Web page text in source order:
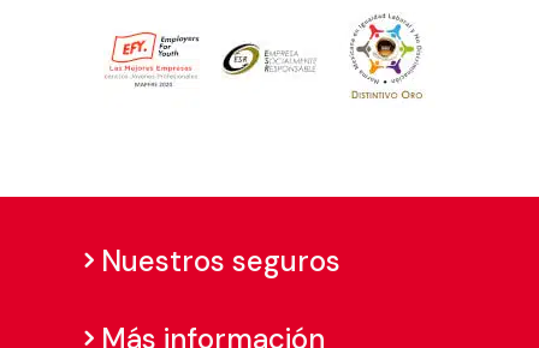
Nuestros seguros
Más información